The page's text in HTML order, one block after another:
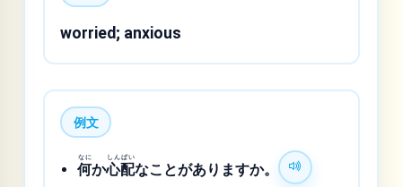
worried; anxious
例文
何
なに
か心配
しんぱい
なことがありますか。